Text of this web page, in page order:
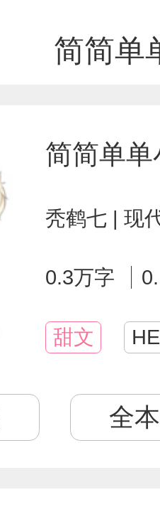
简简单
简简单
秃鹤七 | 现
0.3万字
甜文 HE
全